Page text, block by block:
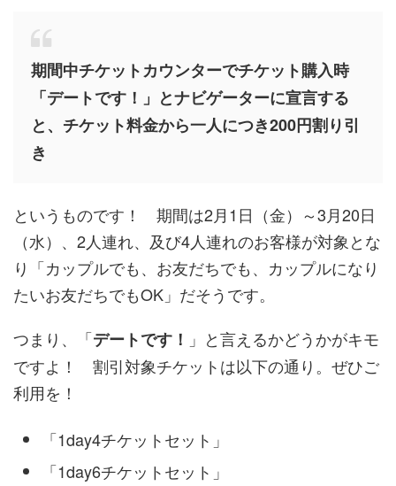
期間中チケットカウンターでチケット購入時
「デートです！」とナビゲーターに宣言する
と、チケット料金から一人につき200円割り引
き
というものです！ 期間は2月1日（金）～3月20日
（水）、2人連れ、及び4人連れのお客様が対象とな
り「カップルでも、お友だちでも、カップルになり
たいお友だちでもOK」だそうです。
つまり、「デートです！ 」と言えるかどうかがキモ
ですよ！ 割引対象チケットは以下の通り。ぜひご
利用を！
「1day4チケットセット」
「1day6チケットセット」